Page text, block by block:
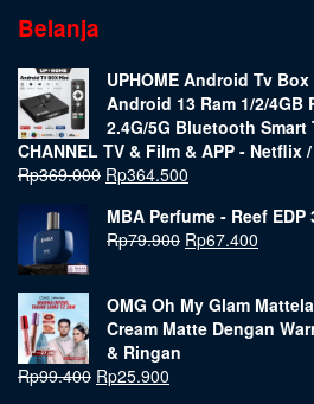
Belanja
UPHOME Android Tv
Android 13 Ram 1/2/4GB
2.4G/5G Bluetooth
CHANNEL TV & Film & APP - Netflix
Rp369.000 Rp364.500
MBA Perfume - Reef EDP
Rp79.900 Rp67.400
OMG Oh My Glam
Cream Matte Dengan
& Ringan
Rp99.400 Rp25.900